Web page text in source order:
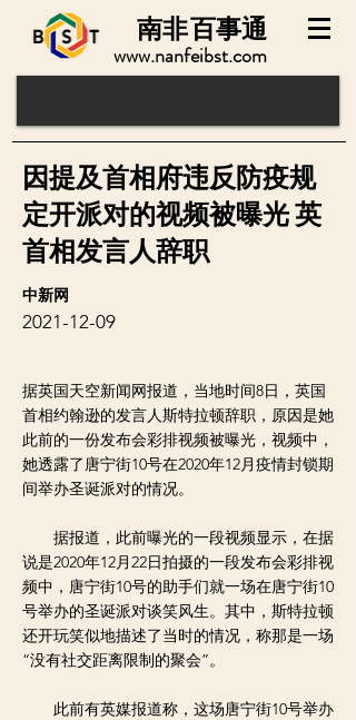
www.nanfeibst.com
百事通
南非
据英国天空新闻网报道，当地时间8日，英国
首相约翰逊的发言人斯特拉顿辞职，原因是她
此前的一份发布会彩排视频被曝光，视频中，
她透露了唐宁街10号在2020年12月疫情封锁期
间举办圣诞派对的情况。
据报道，此前曝光的一段视频显示，在据
说是2020年12月22日拍摄的一段发布会彩排视
频中，唐宁街10号的助手们就一场在唐宁街10
号举办的圣诞派对谈笑风生。其中，斯特拉顿
还开玩笑似地描述了当时的情况，称那是一场
“没有社交距离限制的聚会”。
此前有英媒报道称，这场唐宁街10号举办
中新网
2021-12-09
因提及首相府违反防疫规
定开派对的视频被曝光 英
首相发言人辞职